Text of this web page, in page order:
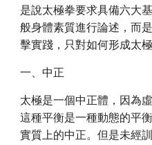
是說太極拳要求具備六大
般身體素質進行論述，而
擊實踐，只對如何形成太
一、中正
太極是一個中正體，因為
這種平衡是一種動態的平
實質上的中正。但是未經